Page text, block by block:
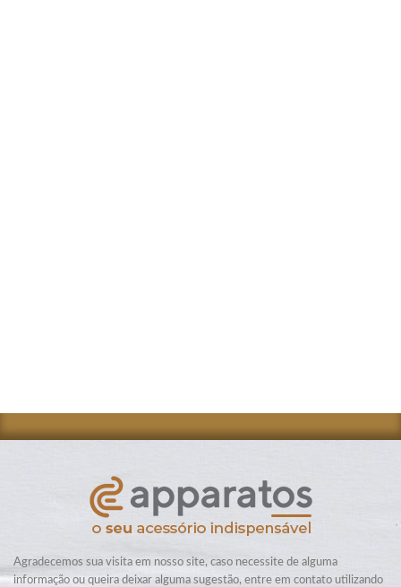
Agradecemos sua visita em nosso site, caso necessite de alguma
informação ou queira deixar alguma sugestão, entre em contato utilizando